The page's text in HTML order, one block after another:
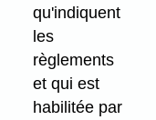
qu'indiquent
les
règlements
et qui est
habilitée par